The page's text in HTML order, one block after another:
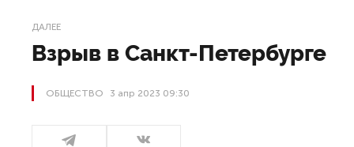
ДАЛЕЕ
Взрыв в Санкт-Петербурге
ОБЩЕСТВО 3 апр 2023 09:30